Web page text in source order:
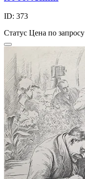
ID: 373
Статус Цена по запросу